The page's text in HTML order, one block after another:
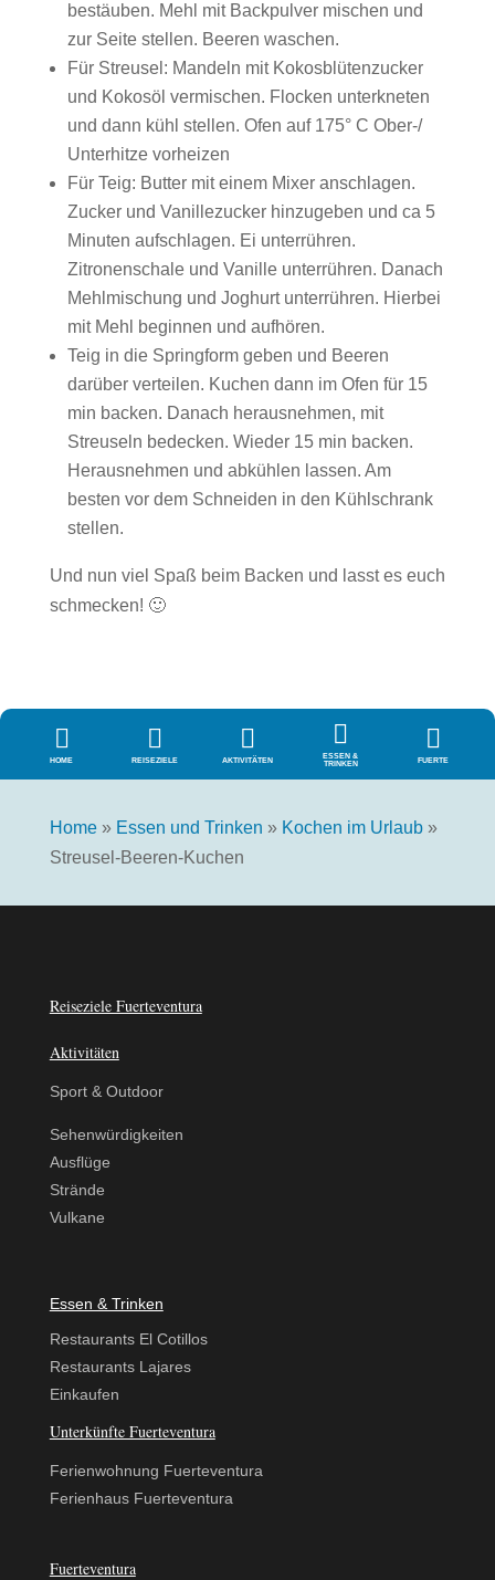
bestäuben. Mehl mit Backpulver mischen und
zur Seite stellen. Beeren waschen.
Für Streusel: Mandeln mit Kokosblütenzucker
und Kokosöl vermischen. Flocken unterkneten
und dann kühl stellen. Ofen auf 175° C Ober-/
Unterhitze vorheizen
Für Teig: Butter mit einem Mixer anschlagen.
Zucker und Vanillezucker hinzugeben und ca 5
Minuten aufschlagen. Ei unterrühren.
Zitronenschale und Vanille unterrühren. Danach
Mehlmischung und Joghurt unterrühren. Hierbei
mit Mehl beginnen und aufhören.
Teig in die Springform geben und Beeren
darüber verteilen. Kuchen dann im Ofen für 15
min backen. Danach herausnehmen, mit
Streuseln bedecken. Wieder 15 min backen.
Herausnehmen und abkühlen lassen. Am
besten vor dem Schneiden in den Kühlschrank
stellen.
Und nun viel Spaß beim Backen und lasst es euch
schmecken! 🙂

HOME

REISEZIELE

AKTIVITÄTEN

ESSEN &
TRINKEN

FUERTE
Home» Essen und Trinken » Kochen im Urlaub»
Streusel-Beeren-Kuchen
Reiseziele Fuerteventura
Aktivitäten
Sport & Outdoor
Sehenwürdigkeiten
Ausflüge
Strände
Vulkane
Essen & Trinken
Restaurants El Cotillos
Restaurants Lajares
Einkaufen
Unterkünfte Fuerteventura
Ferienwohnung Fuerteventura
Ferienhaus Fuerteventura
Fuerteventura